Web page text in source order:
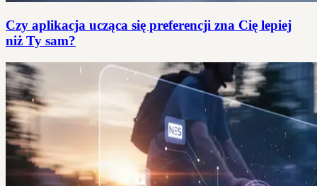
Czy aplikacja ucząca się preferencji zna Cię lepiej
niż Ty sam?